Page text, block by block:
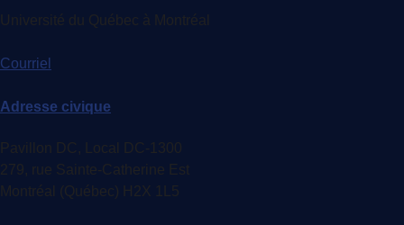
Université du Québec à Montréal
Courriel
Adresse civique
Pavillon DC, Local DC-1300
279, rue Sainte-Catherine Est
Montréal (Québec) H2X 1L5